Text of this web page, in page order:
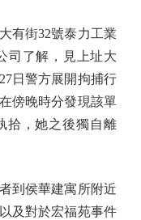
街32號泰力工業
司了解，見上址大
日警方展開拘捕行
傍晚時分發現該單
拾，她之後獨自離
到侯華建寓所附近
及對於宏福苑事件